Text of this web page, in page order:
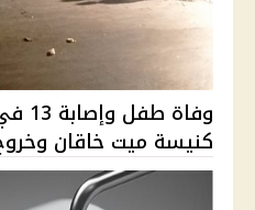
كنيسة ميت خاقان